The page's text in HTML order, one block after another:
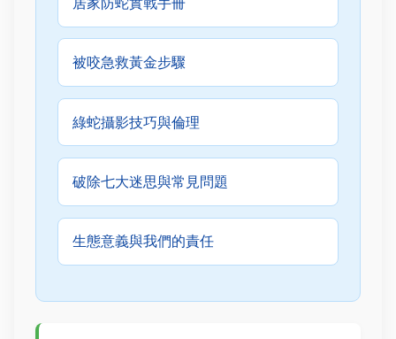
被咬急救黃金步驟
綠蛇攝影技巧與倫理
破除七大迷思與常見問題
生態意義與我們的責任